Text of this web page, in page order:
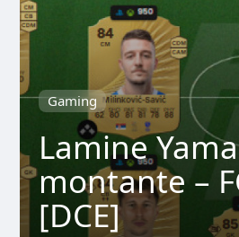
Gaming
Lamine
montante –
[DCE]